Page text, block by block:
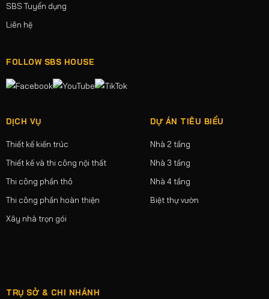
SBS Tuyển dụng
Liên hệ
FOLLOW SBS HOUSE
DỊCH VỤ
Thiết kế kiến trúc
Thiết kế và thi công nội thất
Thi công phần thô
Thi công phần hoàn thiện
Xây nhà trọn gói
DỰ ÁN TIÊU BIỂU
Nhà 2 tầng
Nhà 3 tầng
Nhà 4 tầng
Biệt thự vườn
TRỤ SỞ & CHI NHÁNH